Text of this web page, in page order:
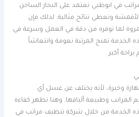
في ابوظبي تعتمد على البخار الساخن
وتعطي نتائج مثالية. لذلك فإن
لما توفره من دقة في العمل وسرعة في
الخدمة تمنح المرتبة نعومة وانتعاشاً
أكبر.
وخبرة، لأنه يختلف عن غسل أي
وطبيعة أليافها. وهنا تظهر كفاءة
الخدمة من خلال شركة تنظيف مراتب في